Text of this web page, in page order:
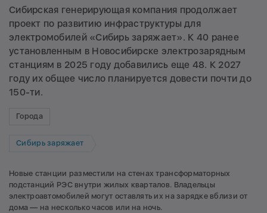
Сибирская генерирующая компания продолжает
проект по развитию инфраструктуры для
электромобилей «Сибирь заряжает». К 40 ранее
установленным в Новосибирске электрозарядным
станциям в 2025 году добавились еще 48. К 2027
году их общее число планируется довести почти до
150-ти.
Города
Сибирь заряжает
Новые станции разместили на стенах трансформаторных
подстанций РЭС внутри жилых кварталов. Владельцы
электроавтомобилей могут оставлять их на зарядке вблизи от
дома — на несколько часов или на ночь.